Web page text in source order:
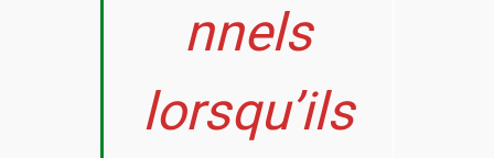
nnels
lorsqu’ils